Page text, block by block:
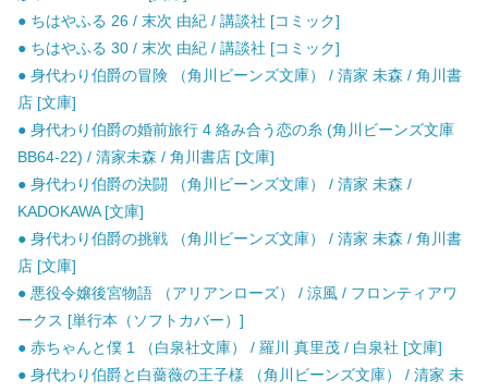
● ちはやふる 26 / 末次 由紀 / 講談社 [コミック]
● ちはやふる 30 / 末次 由紀 / 講談社 [コミック]
● 身代わり伯爵の冒険 （角川ビーンズ文庫） / 清家 未森 / 角川書
店 [文庫]
● 身代わり伯爵の婚前旅行 4 絡み合う恋の糸 (角川ビーンズ文庫
BB64-22) / 清家未森 / 角川書店 [文庫]
● 身代わり伯爵の決闘 （角川ビーンズ文庫） / 清家 未森 /
KADOKAWA [文庫]
● 身代わり伯爵の挑戦 （角川ビーンズ文庫） / 清家 未森 / 角川書
店 [文庫]
● 悪役令嬢後宮物語 （アリアンローズ） / 涼風 / フロンティアワ
ークス [単行本（ソフトカバー）]
● 赤ちゃんと僕 1 （白泉社文庫） / 羅川 真里茂 / 白泉社 [文庫]
● 身代わり伯爵と白薔薇の王子様 （角川ビーンズ文庫） / 清家 未